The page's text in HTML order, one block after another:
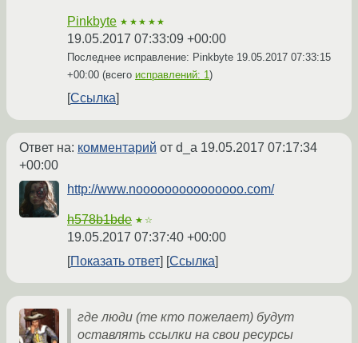
Pinkbyte ★★★★★
19.05.2017 07:33:09 +00:00
Последнее исправление: Pinkbyte 19.05.2017 07:33:15
+00:00 (всего исправлений: 1)
Ссылка
Ответ на: комментарий от d_a 19.05.2017 07:17:34
+00:00
http://www.nooooooooooooooo.com/
h578b1bde ★☆
19.05.2017 07:37:40 +00:00
Показать ответ
Ссылка
где люди (те кто пожелает) будут
оставлять ссылки на свои ресурсы